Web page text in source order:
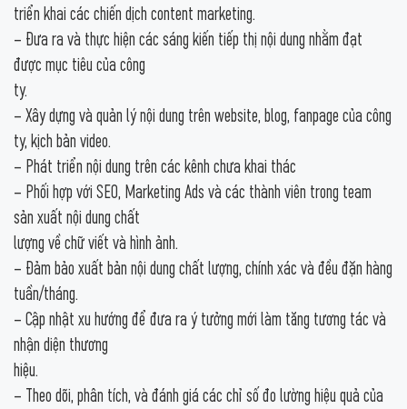
triển khai các chiến dịch content marketing.
– Đưa ra và thực hiện các sáng kiến tiếp thị nội dung nhằm đạt
được mục tiêu của công
ty.
– Xây dựng và quản lý nội dung trên website, blog, fanpage của công
ty, kịch bản video.
– Phát triển nội dung trên các kênh chưa khai thác
– Phối hợp với SEO, Marketing Ads và các thành viên trong team
sản xuất nội dung chất
lượng về chữ viết và hình ảnh.
– Đảm bảo xuất bản nội dung chất lượng, chính xác và đều đặn hàng
tuần/tháng.
– Cập nhật xu hướng để đưa ra ý tưởng mới làm tăng tương tác và
nhận diện thương
hiệu.
– Theo dõi, phân tích, và đánh giá các chỉ số đo lường hiệu quả của